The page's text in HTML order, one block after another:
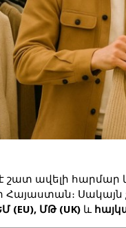
ավելի հարմար
Սակայն
(EU), ՄԹ (UK) և